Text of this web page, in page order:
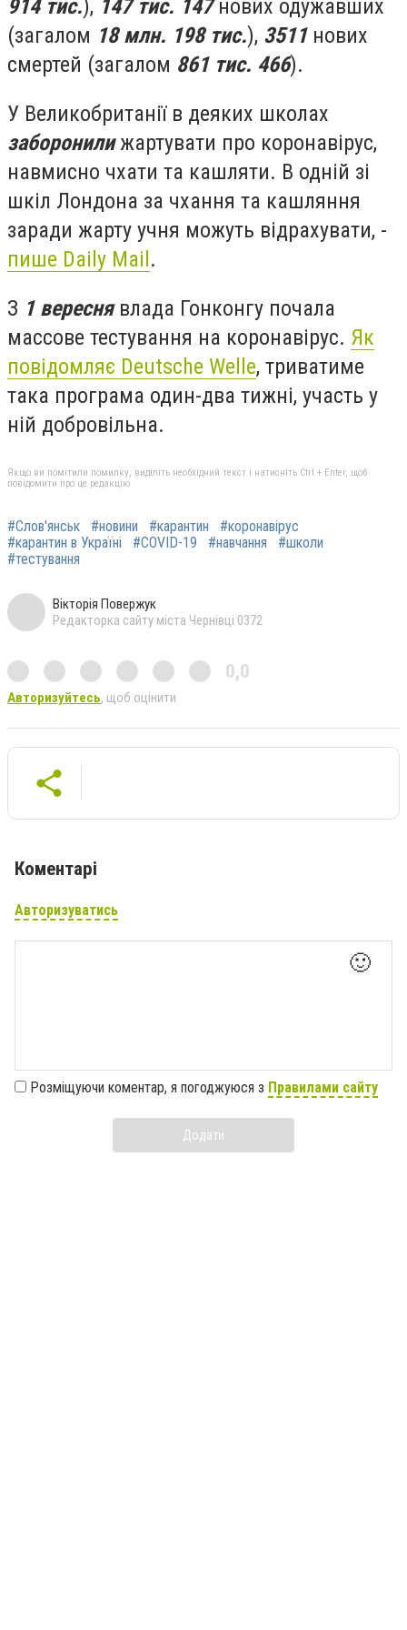
914 тис.), 147 тис. 147нових одужавших
(загалом 18 млн. 198 тис.), 3511нових
смертей (загалом 861 тис. 466).
У Великобританії в деяких школах
заборонилижартувати про коронавірус,
навмисно чхати та кашляти. В одній зі
шкіл Лондона за чхання та кашляння
заради жарту учня можуть відрахувати, -
пише Daily Mail .
З 1 вересня влада Гонконгу почала
массове тестування на коронавірус. Як
повідомляє Deutsche Welle, триватиме
така програма один-два тижні, участь у
ній добровільна.
Якщо ви помітили помилку, виділіть необхідний текст і натисніть Ctrl + Enter, щоб
повідомити про це редакцію
#Слов'янськ #новини #карантин
#коронавірус
#карантин в Україні
#COVID-19 #навчання
#школи
#тестування
Вікторія Повержук
Редакторка сайту міста Чернівці 0372
0,0
Авторизуйтесь, щоб оцінити
Коментарі
Авторизуватись
🙂
Розміщуючи коментар, я погоджуюся з Правилами сайту
Додати